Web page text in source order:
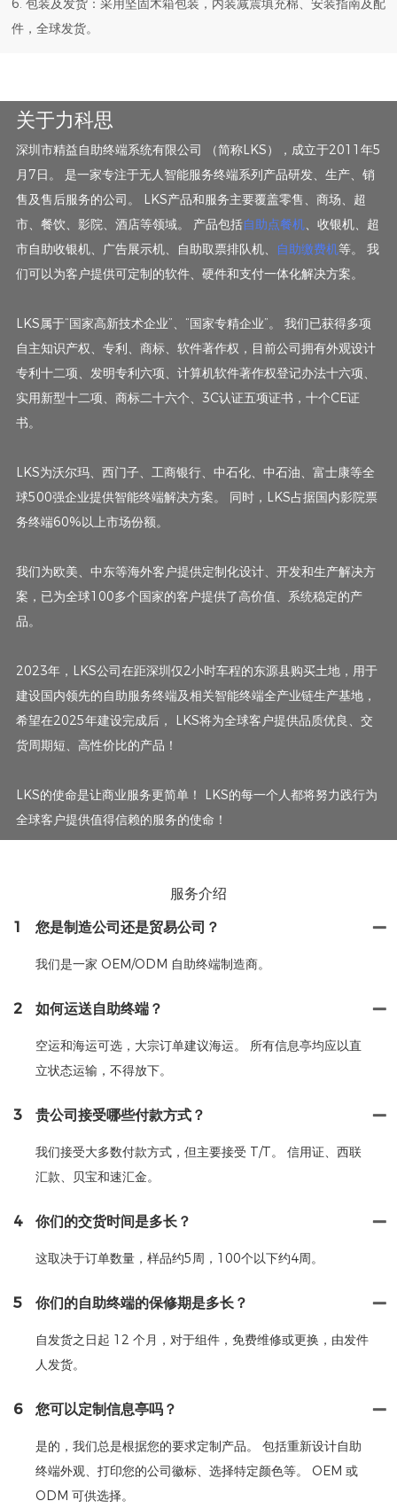
6. 包装及发货：采用坚固木箱包装，内装减震填充棉、安装指南及配
件，全球发货。
关于力科思
深圳市精益自助终端系统有限公司 （简称LKS），成立于2011年5
月7日。 是一家专注于无人智能服务终端系列产品研发、生产、销
售及售后服务的公司。 LKS产品和服务主要覆盖零售、商场、超
市、餐饮、影院、酒店等领域。 产品包括自助点餐机、收银机、超
市自助收银机、广告展示机、自助取票排队机、
自助缴费机等。 我
们可以为客户提供可定制的软件、硬件和支付一体化解决方案。
LKS属于“国家高新技术企业”、“国家专精企业”。 我们已获得多项
自主知识产权、专利、商标、软件著作权，目前公司拥有外观设计
专利十二项、发明专利六项、计算机软件著作权登记办法十六项、
实用新型十二项、商标二十六个、3C认证五项证书，十个CE证
书。
LKS为沃尔玛、西门子、工商银行、中石化、中石油、富士康等全
球500强企业提供智能终端解决方案。 同时，LKS占据国内影院票
务终端60%以上市场份额。
我们为欧美、中东等海外客户提供定制化设计、开发和生产解决方
案，已为全球100多个国家的客户提供了高价值、系统稳定的产
品。
2023年，LKS公司在距深圳仅2小时车程的东源县购买土地，用于
建设国内领先的自助服务终端及相关智能终端全产业链生产基地，
希望在2025年建设完成后， LKS将为全球客户提供品质优良、交
货周期短、高性价比的产品！
LKS的使命是让商业服务更简单！ LKS的每一个人都将努力践行为
全球客户提供值得信赖的服务的使命！
服务介绍
1
您是制造公司还是贸易公司？
我们是一家 OEM/ODM 自助终端制造商。
2 如何运送自助终端？
空运和海运可选，大宗订单建议海运。 所有信息亭均应以直
立状态运输，不得放下。
3 贵公司接受哪些付款方式？
我们接受大多数付款方式，但主要接受 T/T。 信用证、西联
汇款、贝宝和速汇金。
4 你们的交货时间是多长？
这取决于订单数量，样品约5周，100个以下约4周。
5 你们的自助终端的保修期是多长？
自发货之日起 12 个月，对于组件，免费维修或更换，由发件
人发货。
6 您可以定制信息亭吗？
是的，我们总是根据您的要求定制产品。 包括重新设计自助
终端外观、打印您的公司徽标、选择特定颜色等。 OEM 或
ODM 可供选择。